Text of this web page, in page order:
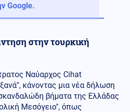
Google.
στην τουρκική
Ναύαρχος Cihat
κάνοντας μια νέα δήλωση
βήματα της Ελλάδας
Μεσόγειο", όπως